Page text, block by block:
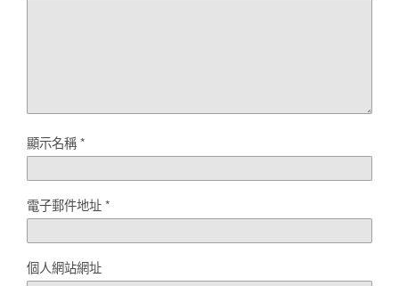
顯示名稱*
電子郵件地址*
個人網站網址